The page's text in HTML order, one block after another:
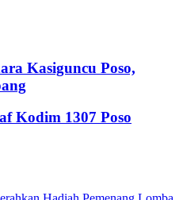
Kasiguncu Poso,
Kodim 1307 Poso